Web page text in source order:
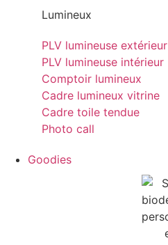
Lumineux
PLV lumineuse extérieur
PLV lumineuse intérieur
Comptoir lumineux
Cadre lumineux vitrine
Cadre toile tendue
Photo call
Goodies